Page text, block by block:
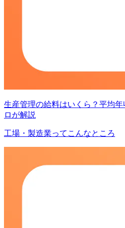
生産管理の給料はいくら？平均
ロが解説
工場・製造業ってこんなところ